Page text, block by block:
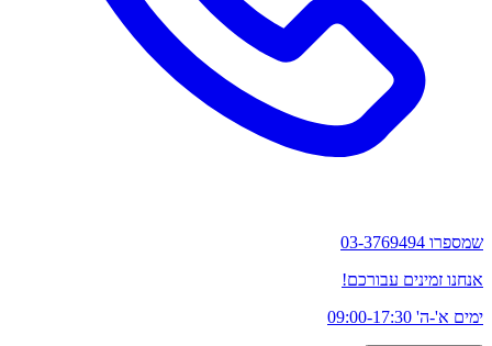
שמספרו 03-3769494
אנחנו זמינים עבורכם!
ימים א'-ה' 09:00-17:30